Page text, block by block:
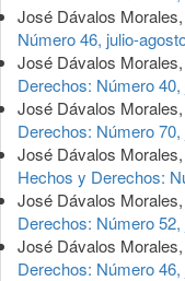
José Dávalos Morales,
Número 46, julio-
José Dávalos Morales,
Derechos: Número
José Dávalos Morales,
Derechos: Número
José Dávalos Morales,
Hechos y Derechos:
José Dávalos Morales,
Derechos: Número
José Dávalos Morales,
Derechos: Número